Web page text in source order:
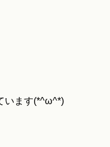
います(*^ω^*)